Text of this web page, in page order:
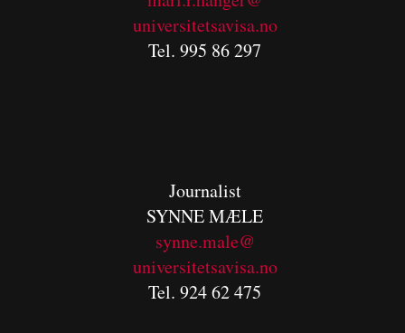
universitetsavisa.no
Tel. 995 86 297
Journalist
SYNNE MÆLE
synne.male@
universitetsavisa.no
Tel. 924 62 475